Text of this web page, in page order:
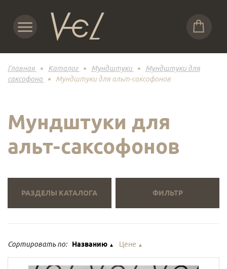
Главная Каталог Мундштуки
Мундштуки для
саксофона
Мундштуки для альт-саксофонов
РАЗДЕЛЫ КАТАЛОГА ФИЛЬТР
Мундштуки для
альт-саксофонов
Сортировать по: Названию ▲ Цене ▲